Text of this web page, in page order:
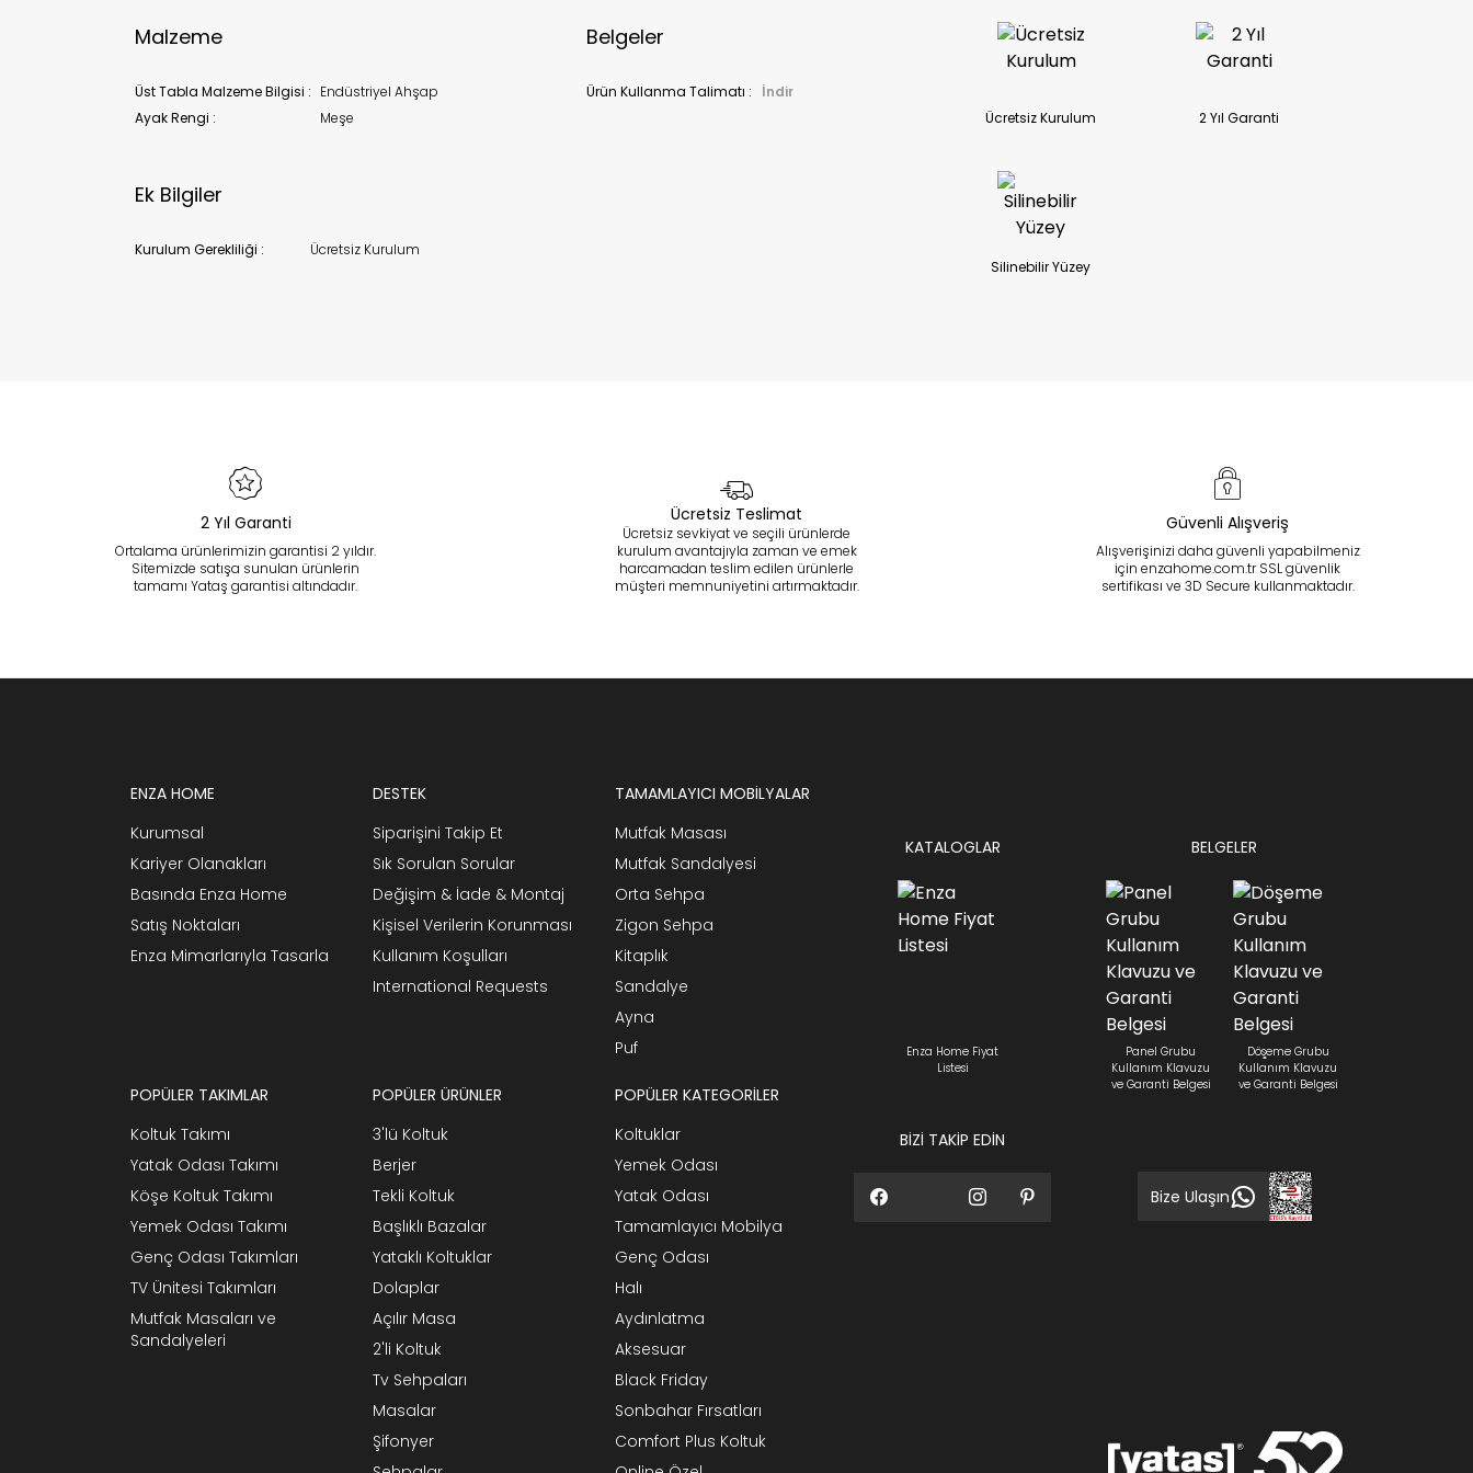
Malzeme
Üst Tabla Malzeme Bilgisi : Endüstriyel Ahşap
Ayak Rengi :
Meşe
Ek Bilgiler
Kurulum Gerekliliği : Ücretsiz Kurulum
Belgeler
Ürün Kullanma Talimatı :
İndir
Ücretsiz Kurulum
2 Yıl Garanti
Silinebilir Yüzey
2 Yıl Garanti
Ortalama ürünlerimizin garantisi 2 yıldır.
Sitemizde satışa sunulan ürünlerin
tamamı Yataş garantisi altındadır.
Ücretsiz Teslimat
Ücretsiz sevkiyat ve seçili ürünlerde
kurulum avantajıyla zaman ve emek
harcamadan teslim edilen ürünlerle
müşteri memnuniyetini artırmaktadır.
Güvenli Alışveriş
Alışverişinizi daha güvenli yapabilmeniz
için enzahome.com.tr SSL güvenlik
sertifikası ve 3D Secure kullanmaktadır.
ENZA HOME
Kurumsal
Kariyer Olanakları
Basında Enza Home
Satış Noktaları
Enza Mimarlarıyla Tasarla
DESTEK
Siparişini Takip Et
Sık Sorulan Sorular
Değişim & İade & Montaj
Kişisel Verilerin Korunması
Kullanım Koşulları
International Requests
TAMAMLAYICI MOBİLYALAR
Mutfak Masası
Mutfak Sandalyesi
Orta Sehpa
Zigon Sehpa
Kitaplık
Sandalye
Ayna
Puf
POPÜLER TAKIMLAR
Koltuk Takımı
Yatak Odası Takımı
Köşe Koltuk Takımı
Yemek Odası Takımı
Genç Odası Takımları
TV Ünitesi Takımları
Mutfak Masaları ve
Sandalyeleri
POPÜLER ÜRÜNLER
3'lü Koltuk
Berjer
Tekli Koltuk
Başlıklı Bazalar
Yataklı Koltuklar
Dolaplar
Açılır Masa
2'li Koltuk
Tv Sehpaları
Masalar
Şifonyer
POPÜLER KATEGORİLER
Koltuklar
Yemek Odası
Yatak Odası
Tamamlayıcı Mobilya
Genç Odası
Halı
Aydınlatma
Aksesuar
Black Friday
Sonbahar Fırsatları
Comfort Plus Koltuk
KATALOGLAR
Enza Home Fiyat
Listesi
BİZİ TAKİP EDİN
BELGELER
Panel Grubu
Kullanım Klavuzu
ve Garanti Belgesi
Döşeme Grubu
Kullanım Klavuzu
ve Garanti Belgesi
Bize Ulaşın